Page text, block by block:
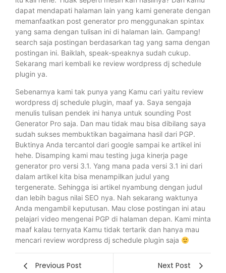
dapat mendapati halaman lain yang kami generate dengan
memanfaatkan post generator pro menggunakan spintax
yang sama dengan tulisan ini di halaman lain. Gampang!
search saja postingan berdasarkan tag yang sama dengan
postingan ini. Baiklah, speak-speaknya sudah cukup.
Sekarang mari kembali ke review wordpress dj schedule
plugin ya.
Sebenarnya kami tak punya yang Kamu cari yaitu review
wordpress dj schedule plugin, maaf ya. Saya sengaja
menulis tulisan pendek ini hanya untuk sounding Post
Generator Pro saja. Dan mau tidak mau bisa dibilang saya
sudah sukses membuktikan bagaimana hasil dari PGP.
Buktinya Anda tercantol dari google sampai ke artikel ini
hehe. Disamping kami mau testing juga kinerja page
generator pro versi 3.1. Yang mana pada versi 3.1 ini dari
dalam artikel kita bisa menampilkan judul yang
tergenerate. Sehingga isi artikel nyambung dengan judul
dan lebih bagus nilai SEO nya. Nah sekarang waktunya
Anda mengambil keputusan. Mau close postingan ini atau
pelajari video mengenai PGP di halaman depan. Kami minta
maaf kalau ternyata Kamu tidak tertarik dan hanya mau
mencari review wordpress dj schedule plugin saja
Previous Post Next Post